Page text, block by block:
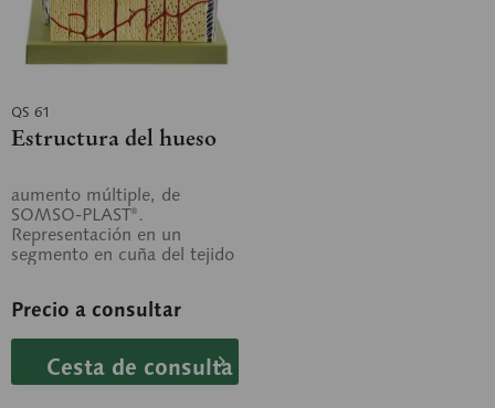
QS 61
Estructura del hueso
aumento múltiple, de
SOMSO-PLAST®.
Representación en un
segmento en cuña del tejido
Sobre...
Precio a consultar
Cesta de consulta